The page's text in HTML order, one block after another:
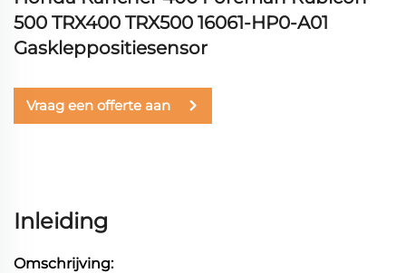
500 TRX400 TRX500 16061-HP0-A01
Gaskleppositiesensor
Vraag een offerte aan
Inleiding
Omschrijving: